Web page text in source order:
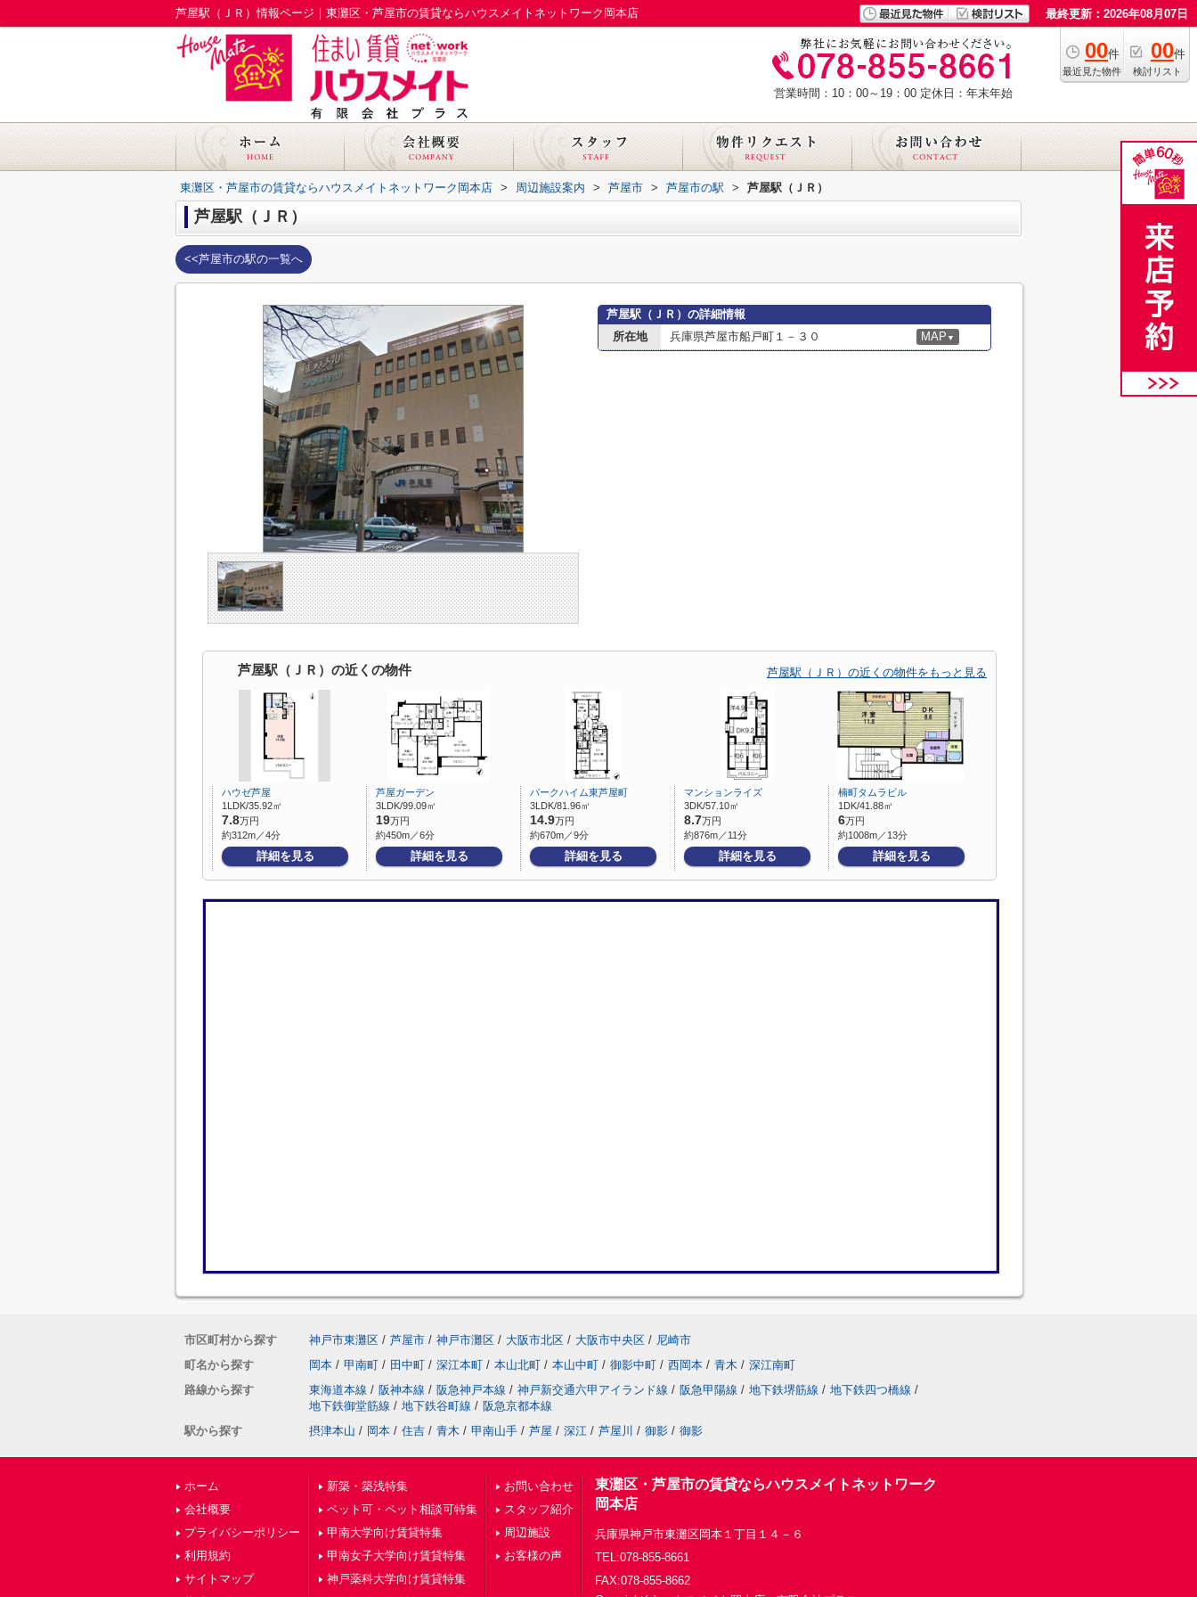
芦屋駅（ＪＲ）情報ページ｜東灘区・芦屋市の賃貸ならハウスメイトネットワーク岡本店 最終更新：2026年08月07日
00件
最近見た物件
00件
検討リスト
営業時間：10：00～19：00 定休日：年末年始
東灘区・芦屋市の賃貸ならハウスメイトネットワーク岡本店 > 周辺施設案内 > 芦屋市 > 芦屋市の駅 > 芦屋駅（ＪＲ）
芦屋駅（ＪＲ）
<<芦屋市の駅の一覧へ
芦屋駅（ＪＲ）の詳細情報
所在地
兵庫県芦屋市船戸町１－３０ MAP ▼
芦屋駅（ＪＲ）の近くの物件 芦屋駅（ＪＲ）の近くの物件をもっと見る
ハウゼ芦屋
1LDK/35.92㎡
7.8万円
約312m／4分
詳細を見る
芦屋ガーデン
3LDK/99.09㎡
19万円
約450m／6分
詳細を見る
パークハイム東芦屋町
3LDK/81.96㎡
14.9万円
約670m／9分
詳細を見る
マンションライズ
3DK/57.10㎡
8.7万円
約876m／11分
詳細を見る
楠町タムラビル
1DK/41.88㎡
6万円
約1008m／13分
詳細を見る
市区町村から探す 神戸市東灘区 / 芦屋市 / 神戸市灘区 / 大阪市北区 / 大阪市中央区 / 尼崎市
町名から探す
岡本 / 甲南町 / 田中町 / 深江本町 / 本山北町 / 本山中町 / 御影中町 / 西岡本 / 青木 / 深江南町
路線から探す
東海道本線 / 阪神本線 / 阪急神戸本線 / 神戸新交通六甲アイランド線 / 阪急甲陽線 / 地下鉄堺筋線 / 地下鉄四つ橋線 /
地下鉄御堂筋線 / 地下鉄谷町線 / 阪急京都本線
駅から探す
摂津本山 / 岡本 / 住吉 / 青木 / 甲南山手 / 芦屋 / 深江 / 芦屋川 / 御影 / 御影
ホーム
会社概要
プライバシーポリシー
利用規約
サイトマップ
新築・築浅特集
ペット可・ペット相談可特集
甲南大学向け賃貸特集
甲南女子大学向け賃貸特集
神戸薬科大学向け賃貸特集
お問い合わせ
スタッフ紹介
周辺施設
お客様の声
東灘区・芦屋市の賃貸ならハウスメイトネットワーク
岡本店
兵庫県神戸市東灘区岡本１丁目１４－６
TEL:078-855-8661
FAX:078-855-8662